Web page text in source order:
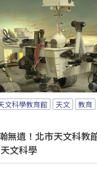
文科學教育館 天文 教育
無遺！北市天文科教
文科學